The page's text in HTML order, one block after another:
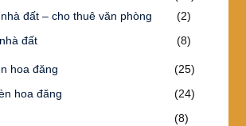
đất – cho thuê văn phòng
(2)
đất
(8)
hoa đăng
(25)
hoa đăng
(24)
(8)